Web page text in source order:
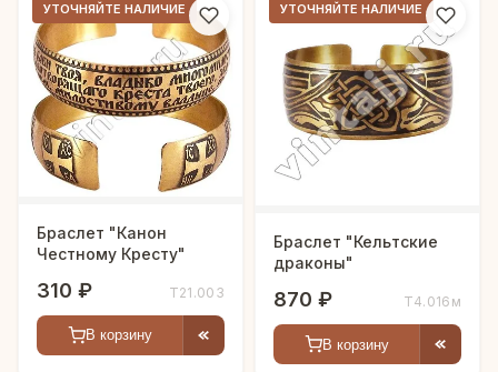
УТОЧНЯЙТЕ НАЛИЧИЕ
Браслет "Канон
Честному Кресту"
310 ₽ Т21.003
В корзину
УТОЧНЯЙТЕ НАЛИЧИЕ
Браслет "Кельтские
драконы"
870 ₽ Т4.016м
В корзину